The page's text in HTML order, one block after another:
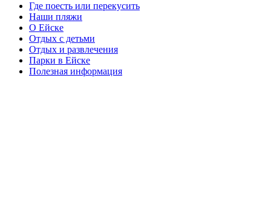
Где поесть или перекусить
Наши пляжи
О Ейске
Отдых с детьми
Отдых и развлечения
Парки в Ейске
Полезная информация